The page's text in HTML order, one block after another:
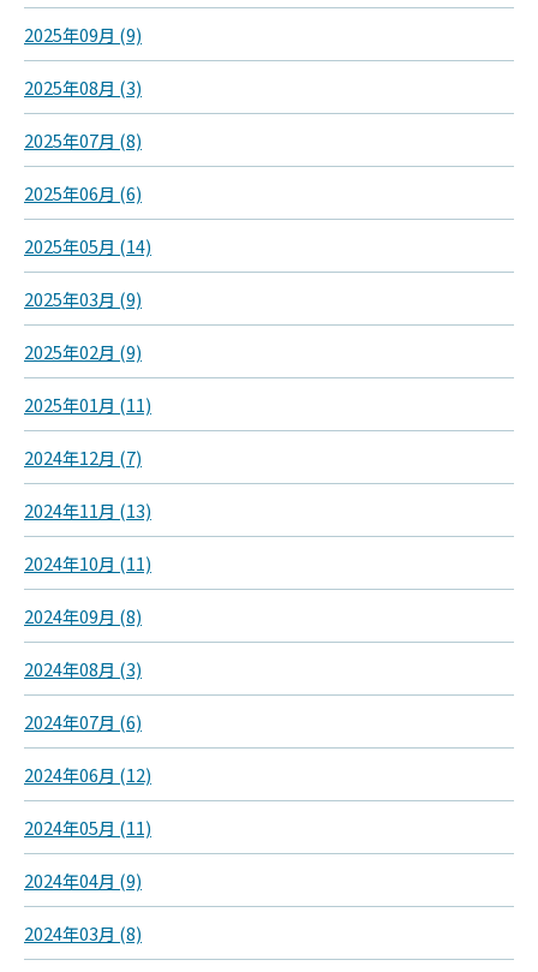
2025年09月 (9)
2025年08月 (3)
2025年07月 (8)
2025年06月 (6)
2025年05月 (14)
2025年03月 (9)
2025年02月 (9)
2025年01月 (11)
2024年12月 (7)
2024年11月 (13)
2024年10月 (11)
2024年09月 (8)
2024年08月 (3)
2024年07月 (6)
2024年06月 (12)
2024年05月 (11)
2024年04月 (9)
2024年03月 (8)